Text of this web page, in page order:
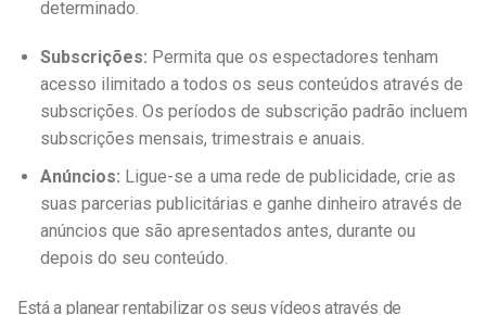
determinado.
Subscrições: Permita que os espectadores tenham
acesso ilimitado a todos os seus conteúdos através de
subscrições. Os períodos de subscrição padrão incluem
subscrições mensais, trimestrais e anuais.
Anúncios: Ligue-se a uma rede de publicidade, crie as
suas parcerias publicitárias e ganhe dinheiro através de
anúncios que são apresentados antes, durante ou
depois do seu conteúdo.
Está a planear rentabilizar os seus vídeos através de